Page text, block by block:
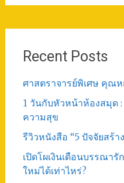
Recent Posts
ศาสตราจารย์พิเศษ คุณ
1 วันกับหัวหน้าห้องสมุด
ความสุข
รีวิวหนังสือ “5 ปัจจัยสร้
เปิดโผเงินเดือนบรรณา
ใหม่ได้เท่าไหร่?